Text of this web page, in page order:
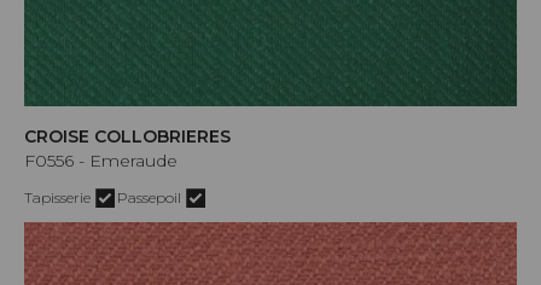
CROISE COLLOBRIERES
F0556 - Emeraude
Tapisserie Passepoil